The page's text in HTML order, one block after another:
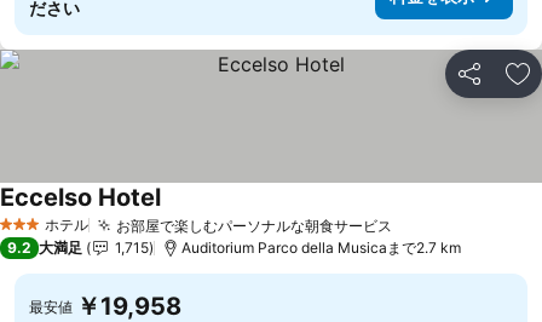
ださい
シェア お
3 ホテルのランク
ホテル お部屋で楽しむパーソナルな朝食サービス
Eccelso Hotel
9.2 大満足 1,715 Auditorium Parco della Musicaまで2.7 km
最安値 ￥19,958